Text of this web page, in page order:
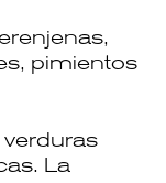
pimientos
La